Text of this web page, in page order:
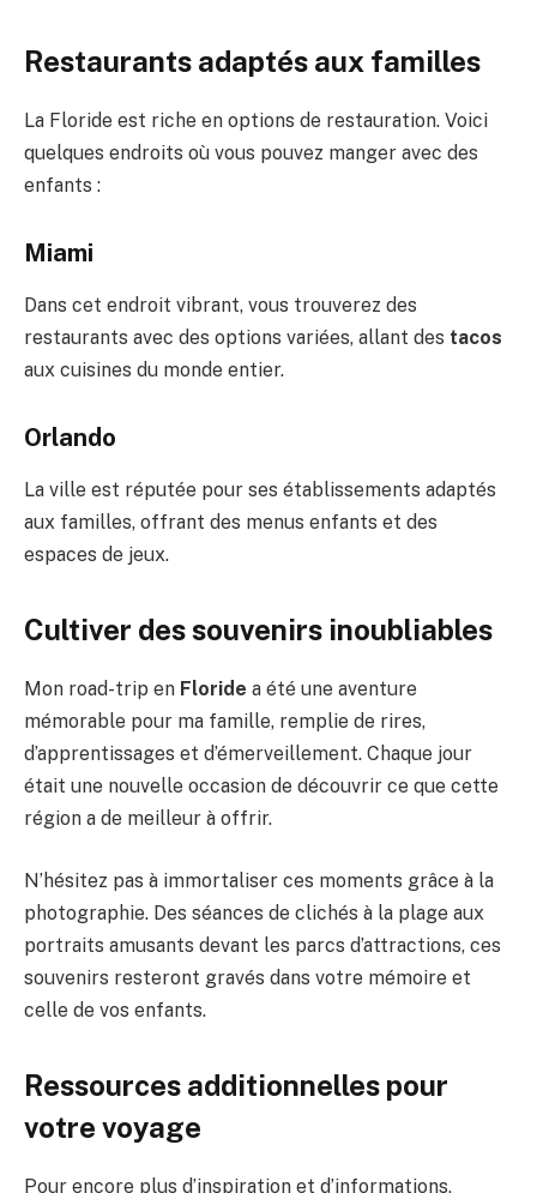
Restaurants adaptés aux familles
La Floride est riche en options de restauration. Voici
quelques endroits où vous pouvez manger avec des
enfants :
Miami
Dans cet endroit vibrant, vous trouverez des
restaurants avec des options variées, allant des tacos
aux cuisines du monde entier.
Orlando
La ville est réputée pour ses établissements adaptés
aux familles, offrant des menus enfants et des
espaces de jeux.
Cultiver des souvenirs inoubliables
Mon road-trip en Floride a été une aventure
mémorable pour ma famille, remplie de rires,
d’apprentissages et d’émerveillement. Chaque jour
était une nouvelle occasion de découvrir ce que cette
région a de meilleur à offrir.
N’hésitez pas à immortaliser ces moments grâce à la
photographie. Des séances de clichés à la plage aux
portraits amusants devant les parcs d’attractions, ces
souvenirs resteront gravés dans votre mémoire et
celle de vos enfants.
Ressources additionnelles pour
votre voyage
Pour encore plus d’inspiration et d’informations,